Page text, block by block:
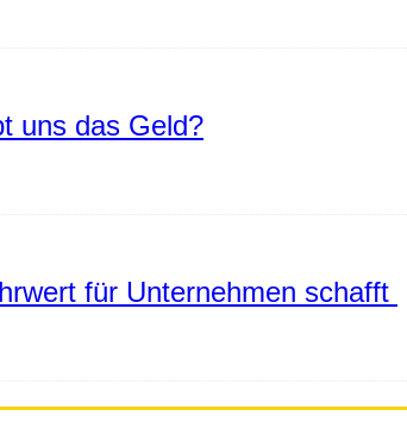
uns das Geld?
für Unternehmen schafft